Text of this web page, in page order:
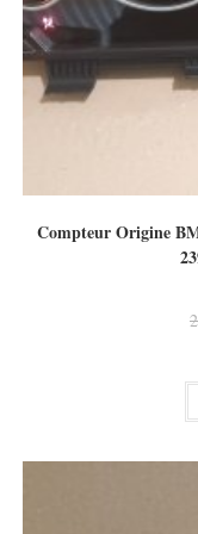
Compteur Origine